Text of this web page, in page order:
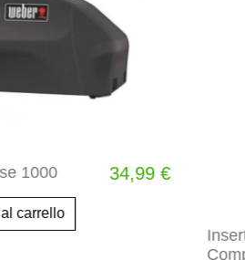
Inserto piastra rotonda
barbecue a carbone di
57 cm